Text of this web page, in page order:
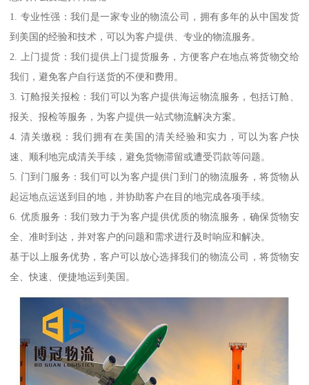
1. 专业性强：我们是一家专业的物流公司，拥有多年的从中国发货
到美国的经验和技术，可以为客户提供、专业的物流服务。
2. 上门提货：我们提供上门提货服务，方便客户在地点将货物交给
我们，避免客户自行送货的不便和费用。
3. 订舱报关报检：我们可以为客户提供海运物流服务，包括订舱、
报关、报检等服务，为客户提供一站式物流解决方案。
4. 清关缴税：我们拥有在美国的清关经验和实力，可以为客户快
速、顺利地完成清关手续，避免货物滞留或遭受罚款等问题。
5. 门到门服务：我们可以为客户提供门到门的物流服务，将货物从
起运地点运送到目的地，并协助客户在目的地完成各项手续。
6. 优质服务：我们致力于为客户提供优质的物流服务，确保货物安
全、准时到达，并对客户的问题和需求进行及时响应和解决。
基于以上服务优势，客户可以放心选择我们的物流公司，将货物安
全、快速、便捷地运到美国。